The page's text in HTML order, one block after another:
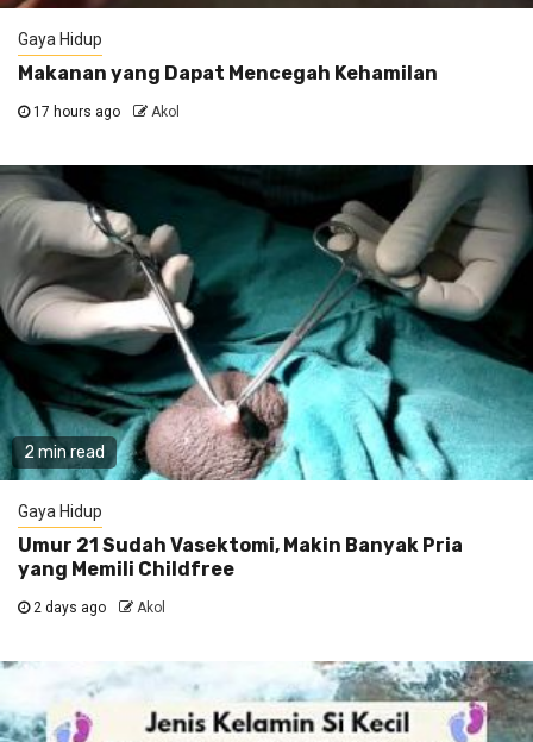
Gaya Hidup
Makanan yang Dapat Mencegah Kehamilan
17 hours ago Akol
2 min read
Gaya Hidup
Umur 21 Sudah Vasektomi, Makin Banyak Pria
yang Memili Childfree
2 days ago Akol